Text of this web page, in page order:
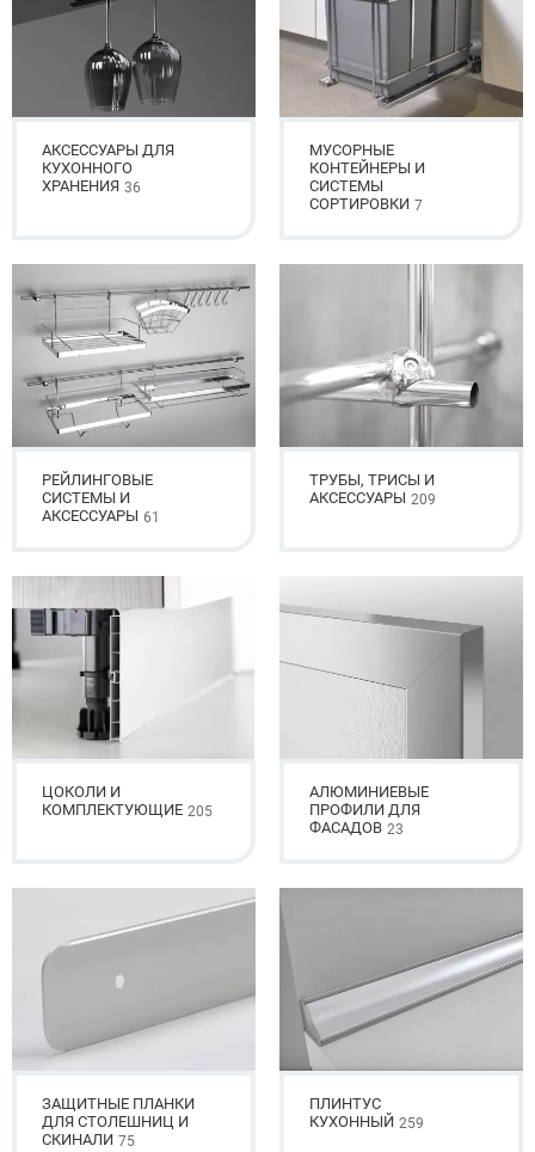
АКСЕССУАРЫ ДЛЯ
КУХОННОГО
ХРАНЕНИЯ 36
МУСОРНЫЕ
КОНТЕЙНЕРЫ И
СИСТЕМЫ
СОРТИРОВКИ 7
РЕЙЛИНГОВЫЕ
СИСТЕМЫ И
АКСЕССУАРЫ 61
ТРУБЫ, ТРИСЫ И
АКСЕССУАРЫ 209
ЦОКОЛИ И
КОМПЛЕКТУЮЩИЕ 205
АЛЮМИНИЕВЫЕ
ПРОФИЛИ ДЛЯ
ФАСАДОВ 23
ЗАЩИТНЫЕ ПЛАНКИ
ДЛЯ СТОЛЕШНИЦ И
СКИНАЛИ 75
ПЛИНТУС
КУХОННЫЙ 259